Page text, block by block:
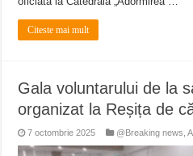
Citeste mai mult
Gala voluntarului de la
organizat la Reșița de
7 octombrie 2025 @Breaking news ,